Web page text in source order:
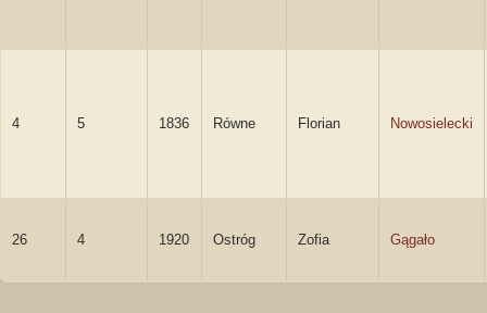
4 5 1836 Równe Florian Nowosielecki
26 4 1920 Ostróg Zofia Gągało